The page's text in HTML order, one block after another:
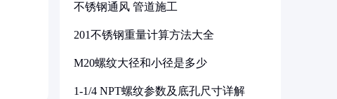
不锈钢通风 管道施工
201不锈钢重量计算方法大全
M20螺纹大径和小径是多少
1-1/4 NPT螺纹参数及底孔尺寸详解